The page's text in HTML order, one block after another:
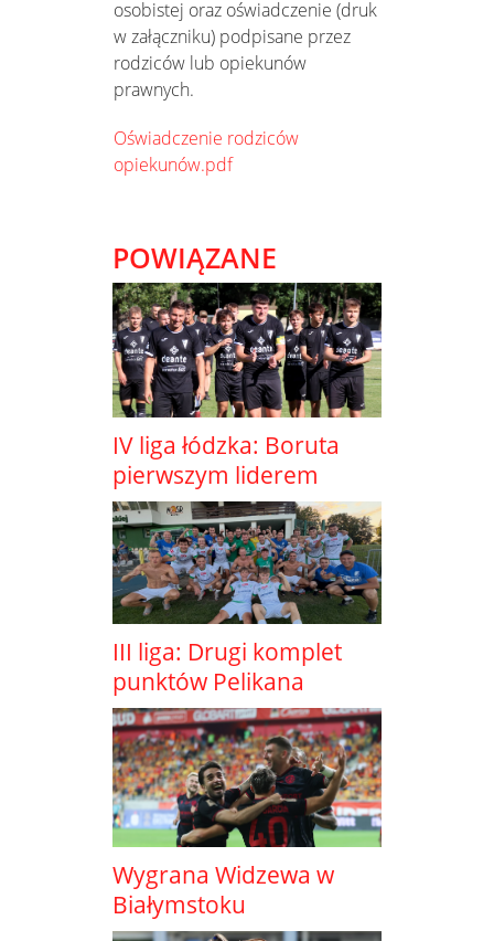
osobistej oraz oświadczenie (druk
w załączniku) podpisane przez
rodziców lub opiekunów
prawnych.
Oświadczenie rodziców
opiekunów.pdf
POWIĄZANE
IV liga łódzka: Boruta
pierwszym liderem
III liga: Drugi komplet
punktów Pelikana
Wygrana Widzewa w
Białymstoku